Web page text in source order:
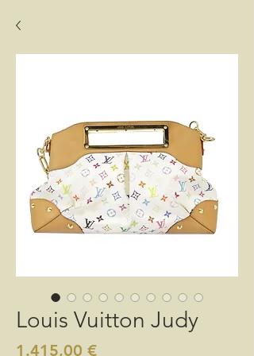
Louis Vuitton Judy
1.415,00 €Preis